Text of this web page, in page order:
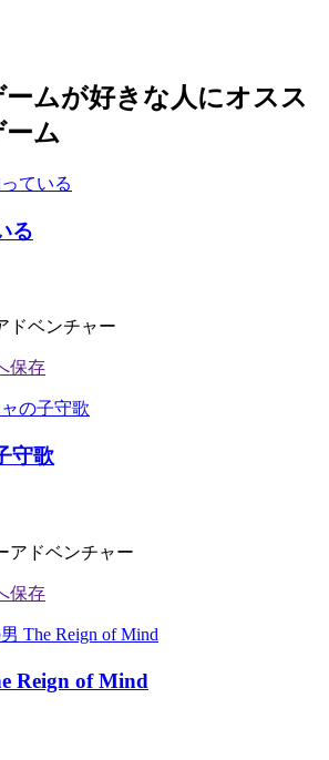
ムが好きな人にオスス
ム
る
ドベンチャー
守歌
アドベンチャー
Reign of Mind